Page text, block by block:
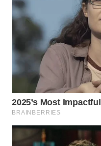
MALUT
DANAU
TOBA
WN
NIAS